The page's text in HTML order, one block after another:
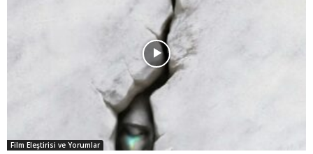
Film Eleştirisi ve Yorumlar